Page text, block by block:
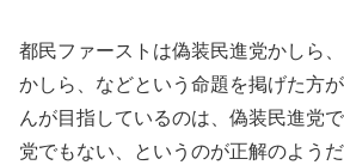
都民ファーストは偽装民進党かしら
かしら、などという命題を掲げた方
んが目指しているのは、偽装民進党
党でもない、というのが正解のようだ